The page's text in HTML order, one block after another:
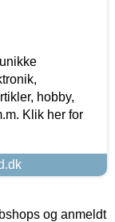
hobby,
Klik her for
og anmeldt